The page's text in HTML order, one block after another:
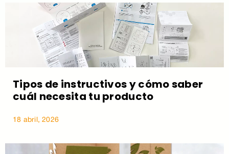
Tipos de instructivos y cómo saber
cuál necesita tu producto
18 abril, 2026